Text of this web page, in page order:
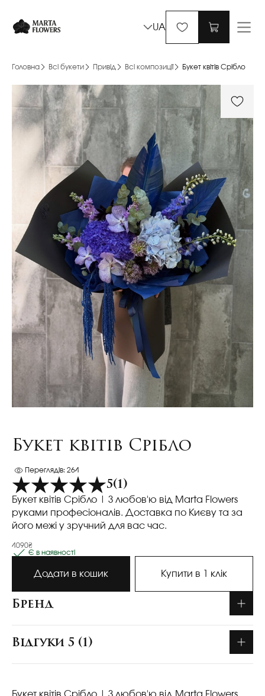
UA
Головна Всі букети Привід Всі композиції Букет квітів Срібло
Букет квітів Срібло
Переглядів: 264
5(1)
Букет квітів Срібло
| З любов'ю від Marta Flowers
руками професіоналів. Доставка по Києву та за
його межі у зручний для вас час.
4090₴
Є в наявності
Додати в кошик Купити в 1 клік
Бренд
Відгуки 5 (1)
Букет квітів Срібло
| З любов'ю від Marta Flowers